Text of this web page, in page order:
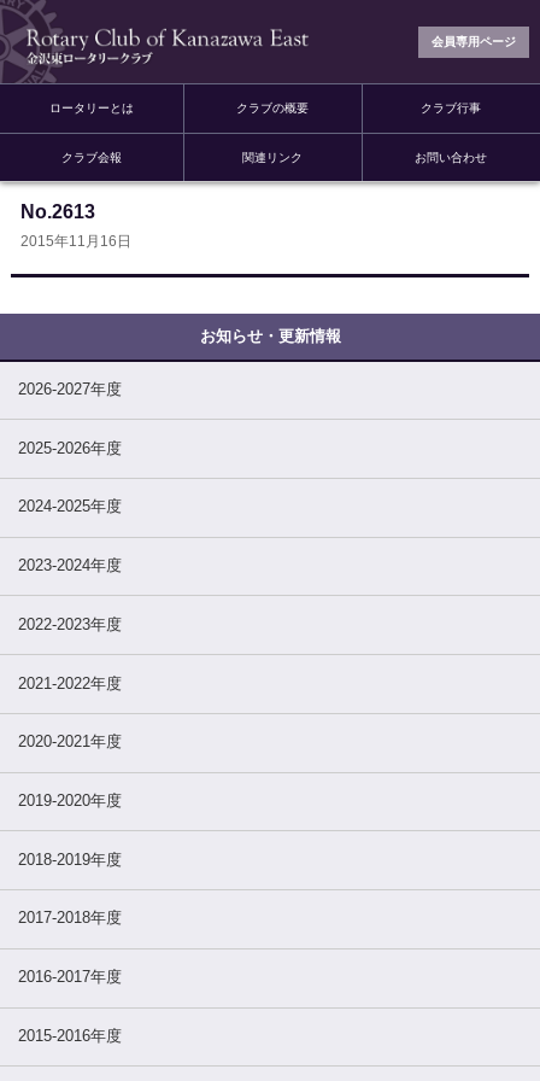
会員専用ページ
ロータリーとは クラブの概要 クラブ行事
クラブ会報 関連リンク お問い合わせ
No.2613
2015年11月16日
2026-2027年度
2025-2026年度
2024-2025年度
2023-2024年度
2022-2023年度
2021-2022年度
2020-2021年度
2019-2020年度
2018-2019年度
2017-2018年度
2016-2017年度
2015-2016年度